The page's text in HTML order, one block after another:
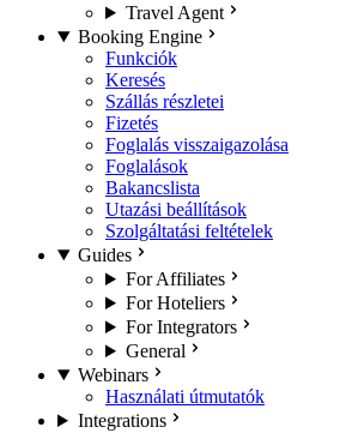
Travel Agent
Booking Engine
Funkciók
Keresés
Szállás részletei
Fizetés
Foglalás visszaigazolása
Foglalások
Bakancslista
Utazási beállítások
Szolgáltatási feltételek
Guides
For Affiliates
For Hoteliers
For Integrators
General
Webinars
Használati útmutatók
Integrations